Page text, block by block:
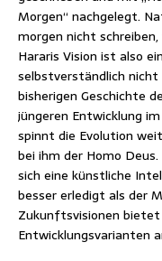
Morgen“ nachgelegt.
morgen nicht
Hararis Vision ist also
selbstverständlich
bisherigen Geschichte
jüngeren Entwicklung
spinnt die Evolution
bei ihm der Homo
sich eine künstliche
besser erledigt als der
Zukunftsvisionen bietet
Entwicklungsvarianten